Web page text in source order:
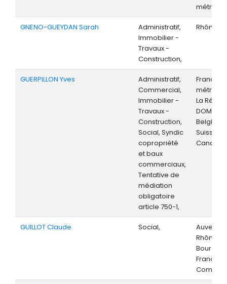
GNENO-GUEYDAN Sarah
Administratif,
Immobilier -
Travaux -
Construction,
Rhône-
GUERPILLON Yves
Administratif,
Commercial,
Immobilier -
Travaux -
Construction,
Social, Syndic
copropriété
et baux
commerciaux,
Tentative de
médiation
obligatoire
article 750-1,
France
La
DOM-
Belgique,
Suisse,
Canada,
GUILLOT Claude Social,
Rhône-
Franche-
Comté,